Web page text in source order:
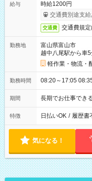
給与
時給1200円
交通費別途支給
交通費 交通費規
勤務地
富山県富山市
越中八尾駅から車
軽作業・物流・
勤務時間 08:20～17:05
期間 長期でお仕事でき
特徴 日払いOK / 履歴書
気になる！